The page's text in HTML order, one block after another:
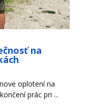
na
oplotení na
prác pri ...